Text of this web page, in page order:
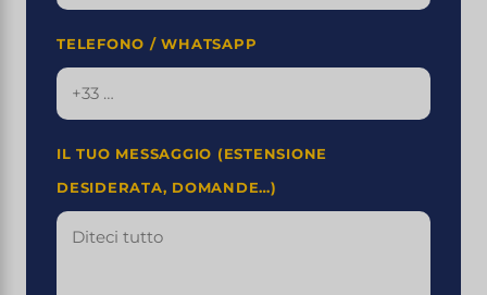
TELEFONO / WHATSAPP
IL TUO MESSAGGIO (ESTENSIONE
DESIDERATA, DOMANDE…)